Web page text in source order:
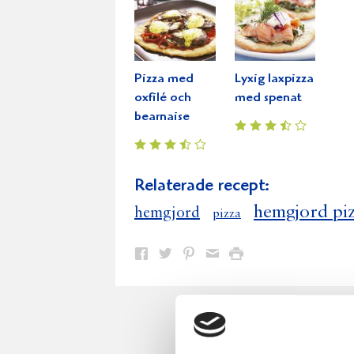
Pizza med
oxfilé och
bearnaise
Lyxig laxpizza
med spenat
Relaterade recept:
hemgjord pizza hemgjord
Dela
Facebook
Dela
Twitter
Dela
Pinterest
Dela
e-
post
Skriv